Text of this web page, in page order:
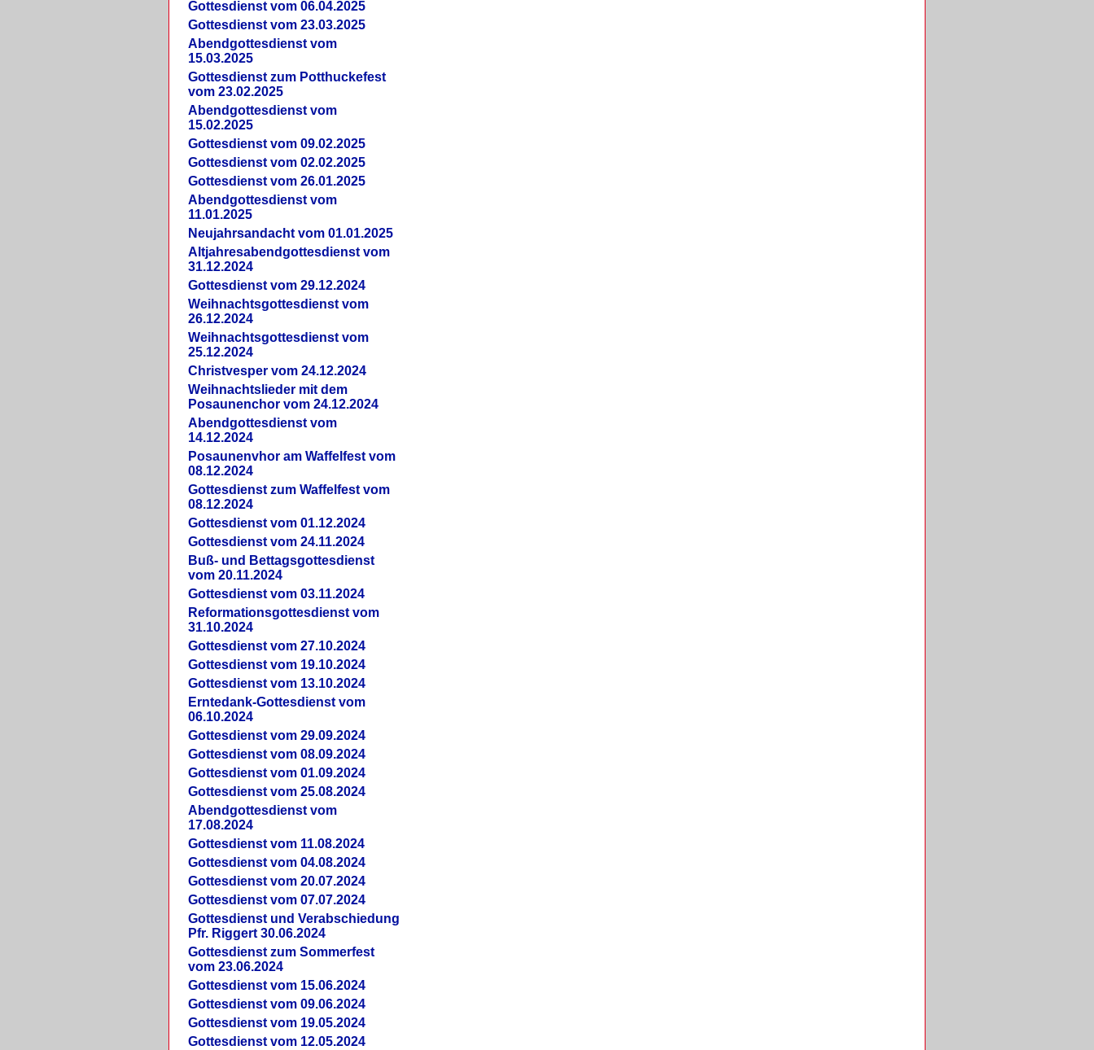
Gottesdienst vom 06.04.2025
Gottesdienst vom 23.03.2025
Abendgottesdienst vom
15.03.2025
Gottesdienst zum Potthuckefest
vom 23.02.2025
Abendgottesdienst vom
15.02.2025
Gottesdienst vom 09.02.2025
Gottesdienst vom 02.02.2025
Gottesdienst vom 26.01.2025
Abendgottesdienst vom
11.01.2025
Neujahrsandacht vom 01.01.2025
Altjahresabendgottesdienst vom
31.12.2024
Gottesdienst vom 29.12.2024
Weihnachtsgottesdienst vom
26.12.2024
Weihnachtsgottesdienst vom
25.12.2024
Christvesper vom 24.12.2024
Weihnachtslieder mit dem
Posaunenchor vom 24.12.2024
Abendgottesdienst vom
14.12.2024
Posaunenvhor am Waffelfest vom
08.12.2024
Gottesdienst zum Waffelfest vom
08.12.2024
Gottesdienst vom 01.12.2024
Gottesdienst vom 24.11.2024
Buß- und Bettagsgottesdienst
vom 20.11.2024
Gottesdienst vom 03.11.2024
Reformationsgottesdienst vom
31.10.2024
Gottesdienst vom 27.10.2024
Gottesdienst vom 19.10.2024
Gottesdienst vom 13.10.2024
Erntedank-Gottesdienst vom
06.10.2024
Gottesdienst vom 29.09.2024
Gottesdienst vom 08.09.2024
Gottesdienst vom 01.09.2024
Gottesdienst vom 25.08.2024
Abendgottesdienst vom
17.08.2024
Gottesdienst vom 11.08.2024
Gottesdienst vom 04.08.2024
Gottesdienst vom 20.07.2024
Gottesdienst vom 07.07.2024
Gottesdienst und Verabschiedung
Pfr. Riggert 30.06.2024
Gottesdienst zum Sommerfest
vom 23.06.2024
Gottesdienst vom 15.06.2024
Gottesdienst vom 09.06.2024
Gottesdienst vom 19.05.2024
Gottesdienst vom 12.05.2024